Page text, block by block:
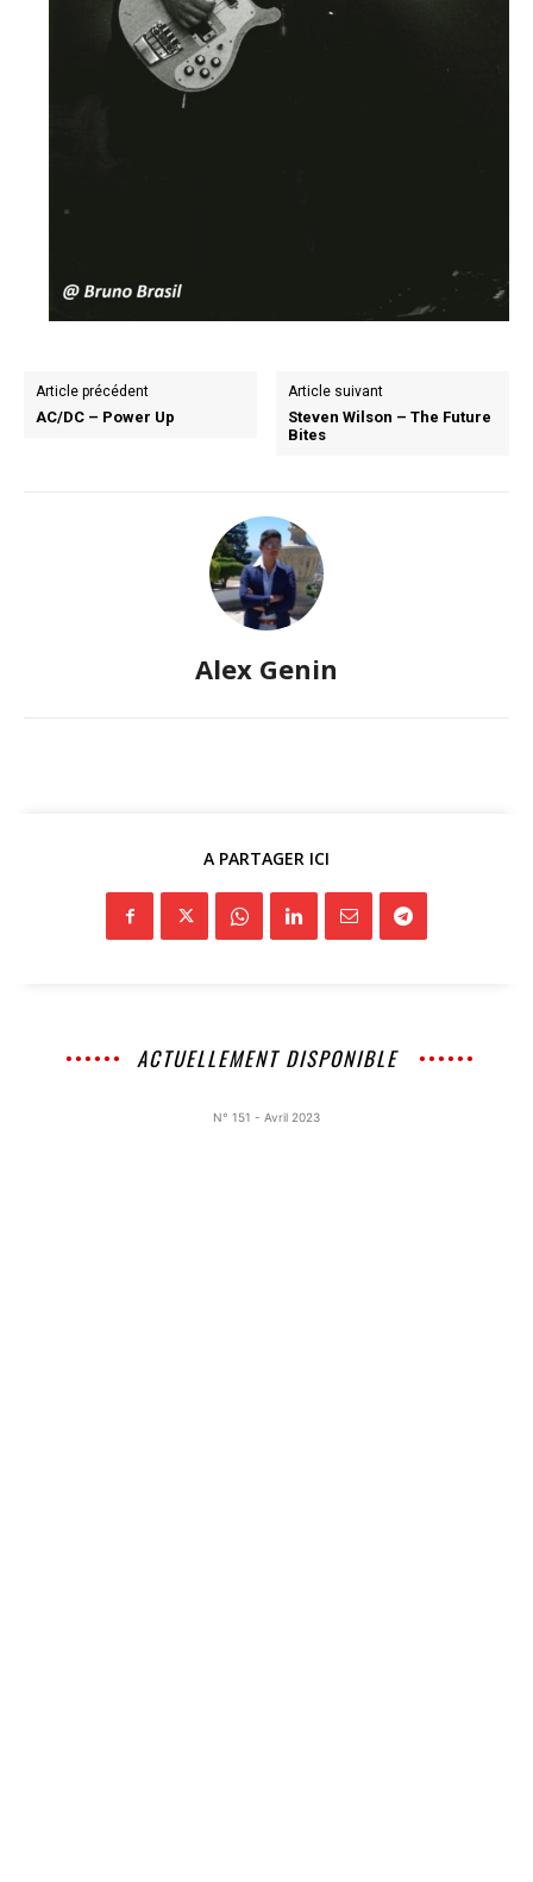
Article précédent
AC/DC – Power Up
Article suivant
Steven Wilson – The Future
Bites
Alex Genin
A PARTAGER ICI
ACTUELLEMENT DISPONIBLE
N° 151 - Avril 2023